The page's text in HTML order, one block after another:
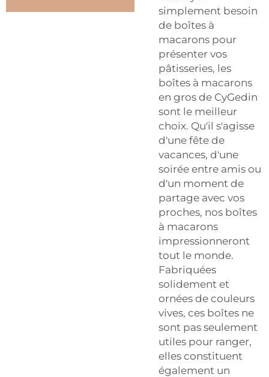
simplement besoin
de boîtes à
macarons pour
présenter vos
pâtisseries, les
boîtes à macarons
en gros de CyGedin
sont le meilleur
choix. Qu'il s'agisse
d'une fête de
vacances, d'une
soirée entre amis ou
d'un moment de
partage avec vos
proches, nos boîtes
à macarons
impressionneront
tout le monde.
Fabriquées
solidement et
ornées de couleurs
vives, ces boîtes ne
sont pas seulement
utiles pour ranger,
elles constituent
également un